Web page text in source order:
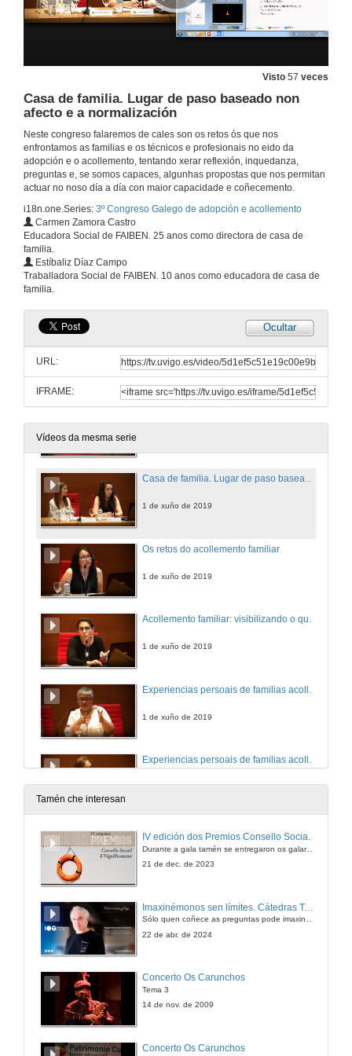
Visto 57 veces
Casa de familia. Lugar de paso baseado non
afecto e a normalización
Neste congreso falaremos de cales son os retos ós que nos
enfrontamos as familias e os técnicos e profesionais no eido da
adopción e o acollemento, tentando xerar reflexión, inquedanza,
preguntas e, se somos capaces, algunhas propostas que nos permitan
actuar no noso día a día con maior capacidade e coñecemento.
i18n.one.Series: 3º Congreso Galego de adopción e acollemento
Carmen Zamora Castro
Educadora Social de FAIBEN. 25 anos como directora de casa de
familia.
Estíbaliz Díaz Campo
Traballadora Social de FAIBEN. 10 anos como educadora de casa de
familia.
Ocultar
URL:
IFRAME:
Vídeos da mesma serie
31 de maio de 2019
1 de xuño de 2019
O Sistema Galego de Protección de Menores. Investigación xornalística.
2ª parte: Acollemento en familia biolóxica
1 de xuño de 2019
Apertura da 6ª sesión e presentación dos compoñentes da mesa
Casa de familia. Lugar de paso baseado non afecto e a normalización
1 de xuño de 2019
Os retos do acollemento familiar
1 de xuño de 2019
Acollemento familiar: visibilizando o que funciona
1 de xuño de 2019
1 de xuño de 2019
Experiencias persoais de familias acolledoras
1 de xuño de 2019
Tamén che interesan
IV edición dos Premios Consello Social UVigo Humana
Durante a gala tamén se entregaron os galardóns aos mellores TFG e TFM en materia de Axenda 2030
21 de dec. de 2023
Imaxinémonos sen límites. Cátedras Telefónica
Sólo quen coñece as preguntas pode imaxinar novas respostas
22 de abr. de 2024
Concerto Os Carunchos
Tema 3
14 de nov. de 2009
Concerto Os Carunchos